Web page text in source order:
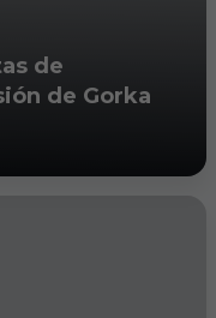
de
de Gorka